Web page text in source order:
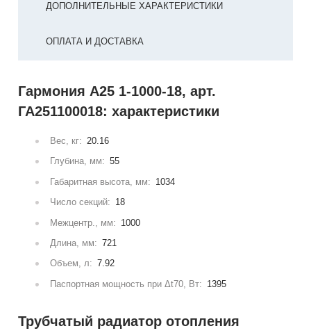
ДОПОЛНИТЕЛЬНЫЕ ХАРАКТЕРИСТИКИ
ОПЛАТА И ДОСТАВКА
Гармония А25 1-1000-18, арт.
ГА251100018: характеристики
Вес, кг: 20.16
Глубина, мм: 55
Габаритная высота, мм: 1034
Число секций: 18
Межцентр., мм: 1000
Длина, мм: 721
Объем, л: 7.92
Паспортная мощность при Δt70, Вт: 1395
Трубчатый радиатор отопления